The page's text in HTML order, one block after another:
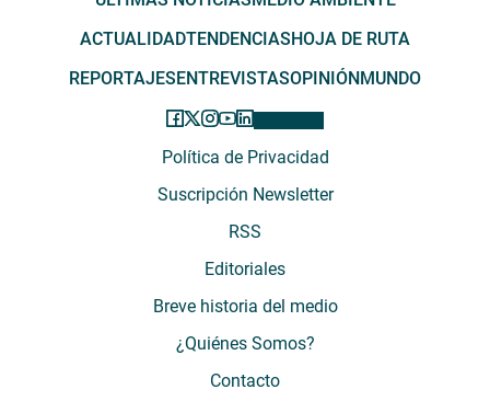
ACTUALIDADTENDENCIASHOJA DE RUTA
REPORTAJESENTREVISTASOPINIÓNMUNDO
Política de Privacidad
Suscripción Newsletter
RSS
Editoriales
Breve historia del medio
¿Quiénes Somos?
Contacto